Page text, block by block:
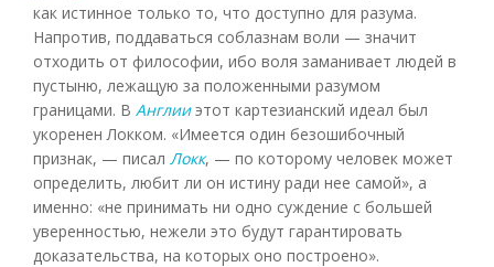
как истинное только то, что доступно для разума.
Напротив, поддаваться соблазнам воли — значит
отходить от философии, ибо воля заманивает людей в
пустыню, лежащую за положенными разумом
границами. В Англииэтот картезианский идеал был
укоренен Локком. «Имеется один безошибочный
признак, — писал Локк, — по которому человек может
определить, любит ли он истину ради нее самой», а
именно: «не принимать ни одно суждение с большей
уверенностью, нежели это будут гарантировать
доказательства, на которых оно построено».